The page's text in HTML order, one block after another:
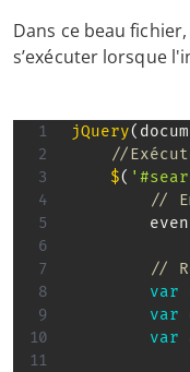
Dans ce beau
s’exécuter lorsque
jQuery(
//
$(
//
//
var
var
var